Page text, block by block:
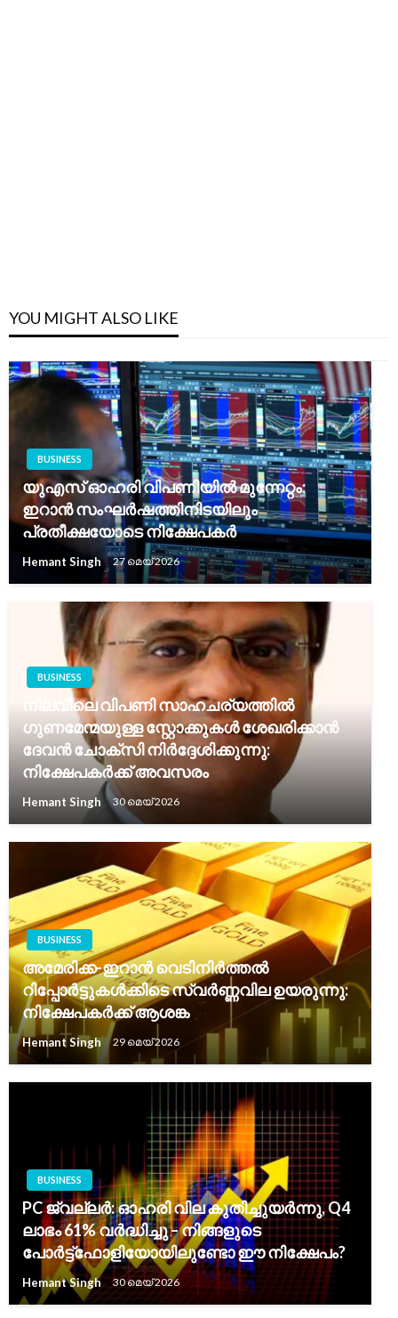
YOU MIGHT ALSO LIKE
BUSINESS
യുഎസ് ഓഹരി വിപണിയിൽ മുന്നേറ്റം:
ഇറാൻ സംഘർഷത്തിനിടയിലും
പ്രതീക്ഷയോടെ നിക്ഷേപകർ
Hemant Singh 27 മെയ്‌ 2026
BUSINESS
നിലവിലെ വിപണി സാഹചര്യത്തിൽ
ഗുണമേന്മയുള്ള സ്റ്റോക്കുകൾ ശേഖരിക്കാൻ
ദേവൻ ചോക്സി നിർദ്ദേശിക്കുന്നു:
നിക്ഷേപകർക്ക് അവസരം
Hemant Singh 30 മെയ്‌ 2026
BUSINESS
അമേരിക്ക-ഇറാൻ വെടിനിർത്തൽ
റിപ്പോർട്ടുകൾക്കിടെ സ്വർണ്ണവില ഉയരുന്നു:
നിക്ഷേപകർക്ക് ആശങ്ക
Hemant Singh 29 മെയ്‌ 2026
BUSINESS
PC ജ്വല്ലർ: ഓഹരി വില കുതിച്ചുയർന്നു, Q4
ലാഭം 61% വർദ്ധിച്ചു – നിങ്ങളുടെ
പോർട്ട്‌ഫോളിയോയിലുണ്ടോ ഈ നിക്ഷേപം?
Hemant Singh 30 മെയ്‌ 2026